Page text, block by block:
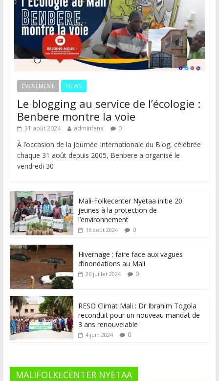
EVENEMENT NEWS
Le blogging au service de l’écologie :
Benbere montre la voie
31 août 2024 adminfena 0
À l’occasion de la Journée Internationale du Blog, célébrée
chaque 31 août depuis 2005, Benbere a organisé le
vendredi 30
Mali-Folkecenter Nyetaa initie 20
jeunes à la protection de
l’environnement
16 août 2024 0
Hivernage : faire face aux vagues
d’inondations au Mali
26 juillet 2024 0
RESO Climat Mali : Dr Ibrahim Togola
reconduit pour un nouveau mandat de
3 ans renouvelable
4 juin 2024 0
MALIFOLKECENTER NYETAA